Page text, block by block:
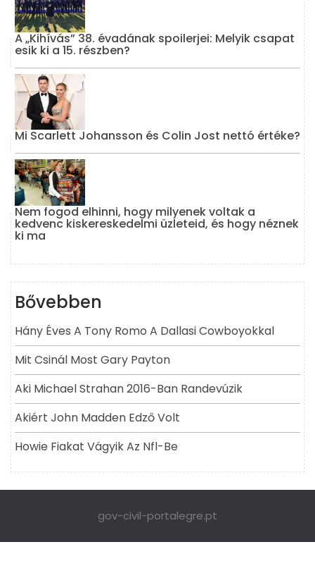
A „Kihívás” 38. évadának spoilerjei: Melyik csapat
esik ki a 15. részben?
Mi Scarlett Johansson és Colin Jost nettó értéke?
Nem fogod elhinni, hogy milyenek voltak a
kedvenc kiskereskedelmi üzleteid, és hogy néznek
ki ma
Bővebben
Hány Éves A Tony Romo A Dallasi Cowboyokkal
Mit Csinál Most Gary Payton
Aki Michael Strahan 2016-Ban Randevúzik
Akiért John Madden Edző Volt
Howie Fiakat Vágyik Az Nfl-Be
gov-civil-portalegre.pt